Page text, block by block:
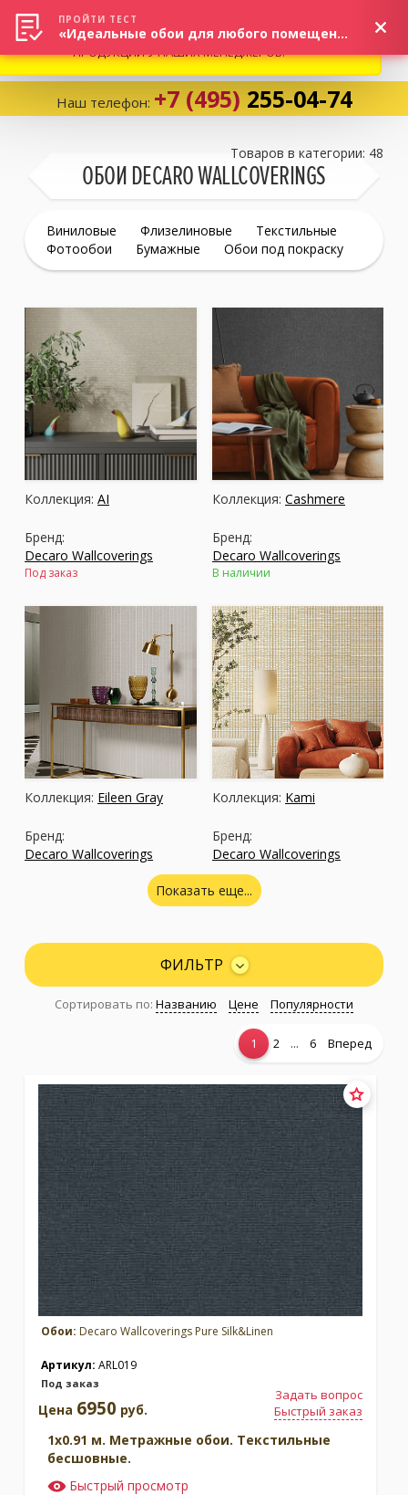
Избранное:0 товаров
Компания
Личный кабинет
Москва (сменить город)
Заказать обратный звонок
Наш телефон: +7 (495) 255-04-74
ОБОИ DECARO WALLCOVERINGS
Виниловые Флизелиновые
Текстильные
Фотообои
Бумажные Обои под покраску
Коллекция: AI
Бренд:
Decaro Wallcoverings
Под заказ
Коллекция: Cashmere
Бренд:
Decaro Wallcoverings
В наличии
Коллекция: Eileen Gray
Бренд:
Decaro Wallcoverings
Коллекция: Kami
Бренд:
Decaro Wallcoverings
Под заказ
Коллекция: Metallic
Бренд:
Decaro Wallcoverings
Под заказ
Коллекция: Organic
Бренд:
Decaro Wallcoverings
В наличии
Коллекция:
Бренд:
Decaro Wallcoverings
Под заказ
Коллекция:Pure Wood
Бренд:
Decaro Wallcoverings
Показать еще...
Товаров в категории: 48
ФИЛЬТР
Сортировать по: Названию Цене Популярности
1 2 ... 6 Вперед
Обои: Decaro Wallcoverings Pure Silk&Linen
Артикул: ARL019
Под заказ
Задать вопрос
Быстрый заказ
Цена 6950 руб.
1x0.91 м. Метражные обои. Текстильные
бесшовные.
Быстрый просмотр
ВНИМАНИЕ! В СВЯЗИ С СИТУАЦИЕЙ НА РЫНКЕ, ПРОСИМ
УТОЧНЯТЬ АКТУАЛЬНУЮ СТОИМОСТЬ И НАЛИЧИЕ
ПРОДУКЦИИ У НАШИХ МЕНЕДЖЕРОВ.
ПРОЙТИ ТЕСТ
«Идеальные обои для любого помещения!»